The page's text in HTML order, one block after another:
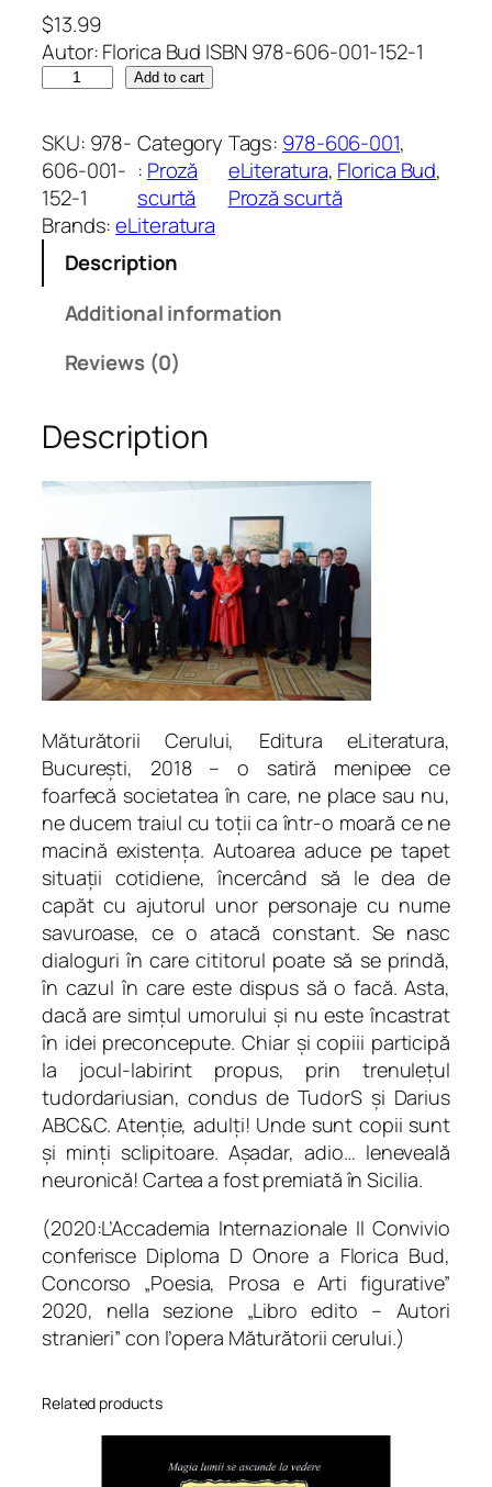
$13.99
Autor: Florica Bud ISBN 978-606-001-152-1
t
u
r
ă
t
r
l
i
.
P
a
m
l
e
t
e
q
u
a
n
t
i
t
y
Add to cart
SKU: 978-
606-001-
152-1
Category
: Proză
scurtă
Tags: 978-606-001
eLiteratura, Florica Bud
Proză scurtă
Brands:eLiteratura
Description
Additional information
Reviews (0)
Description
Măturătorii Cerului, EdituraeLiteratura,
București, 2018 – o satiră menipee ce
foarfecă societatea în care, ne place sau nu,
ne ducem traiul cu toții ca într-o moară ce ne
macină existența. Autoarea aduce pe tapet
situații cotidiene, încercând să le dea de
capăt cu ajutorul unor personaje cu nume
savuroase, ce o atacă constant. Se nasc
dialoguri în care cititorul poate să se prindă,
în cazul în care este dispus să o facă. Asta,
dacă are simțul umorului și nu este încastrat
în idei preconcepute. Chiar și copiii participă
la jocul-labirint propus, prin trenulețul
tudordariusian, condus de TudorS și Darius
ABC&C. Atenție, adulți! Unde sunt copii sunt
și minți sclipitoare. Așadar, adio… leneveală
neuronică! Cartea a fost premiată în Sicilia.
(2020:L’Accademia Internazionale Il Convivio
conferisce Diploma D Onorea Florica Bud,
Concorso „Poesia, Prosa e Arti figurative”
2020, nella sezione „Libro edito – Autori
stranieri” con l’opera Măturătorii cerului.)
Related products